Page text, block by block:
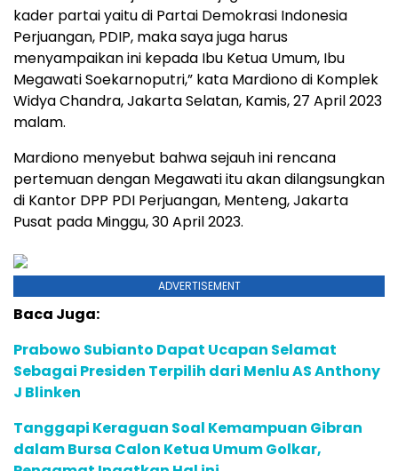
kader partai yaitu di Partai Demokrasi Indonesia
Perjuangan, PDIP, maka saya juga harus
menyampaikan ini kepada Ibu Ketua Umum, Ibu
Megawati Soekarnoputri,” kata Mardiono di Komplek
Widya Chandra, Jakarta Selatan, Kamis, 27 April 2023
malam.
Mardiono menyebut bahwa sejauh ini rencana
pertemuan dengan Megawati itu akan dilangsungkan
di Kantor DPP PDI Perjuangan, Menteng, Jakarta
Pusat pada Minggu, 30 April 2023.
ADVERTISEMENT
Baca Juga:
Prabowo Subianto Dapat Ucapan Selamat
Sebagai Presiden Terpilih dari Menlu AS Anthony
J Blinken
Tanggapi Keraguan Soal Kemampuan Gibran
dalam Bursa Calon Ketua Umum Golkar,